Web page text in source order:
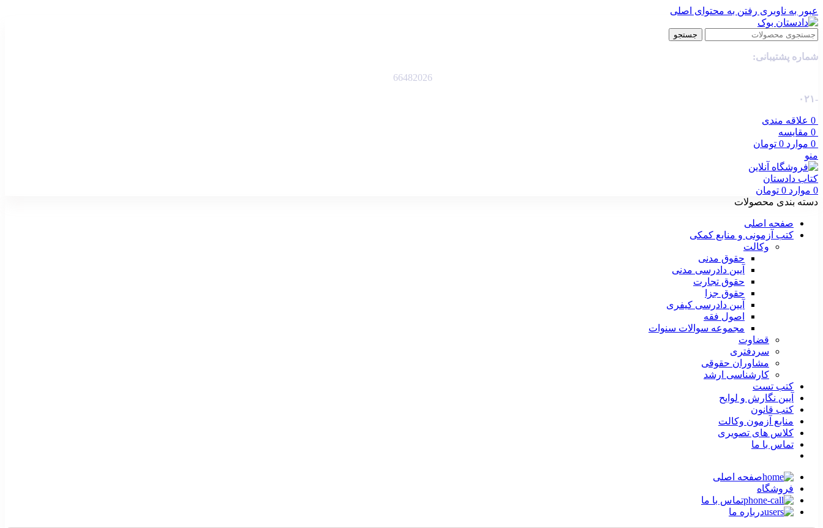
عبور به ناوبری رفتن به محتوای اصلی
جستجو
شماره پشتیبانی:
66482026
-۰۲۱
0 علاقه مندی
0 مقایسه
0 موارد 0 تومان
منو
0 موارد 0 تومان
دسته بندی محصولات
صفحه اصلی
کتب آزمونی و منابع کمکی
وکالت
حقوق مدنی
آیین دادرسی مدنی
حقوق تجارت
حقوق جزا
آیین دادرسی کیفری
اصول فقه
مجموعه سوالات سنوات
قضاوت
سردفتری
مشاوران حقوقی
کارشناسی ارشد
کتب تست
آیین نگارش و لوایح
کتب قانون
منابع آزمون وکالت
کلاس های تصویری
تماس با ما
صفحه اصلی
فروشگاه
تماس با ما
درباره ما